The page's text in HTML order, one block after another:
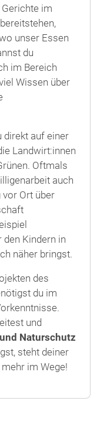
im
unser Essen
du
im Bereich
Wissen über
direkt auf einer
Landwirt:innen
Oftmals
auch
vor Ort über
Kindern in
näher bringst.
des
du im
und
Naturschutz
steht deiner
im Wege!